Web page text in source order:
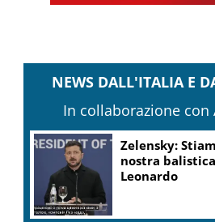
NEWS DALL'ITALIA E
In collaborazione con
Zelensky:
nostra
Leonardo